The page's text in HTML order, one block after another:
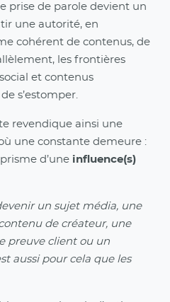
prise de parole devient un
une autorité, en
cohérent de contenus, de
les frontières
et contenus
s’estomper.
revendique ainsi une
une constante demeure :
d’une influence(s)
un sujet média, une
de créateur, une
preuve client ou un
aussi pour cela que les